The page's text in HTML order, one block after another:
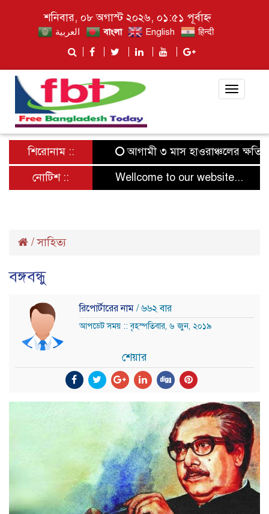
শনিবার, ০৮ অগাস্ট ২০২৬, ০১:৫১ পূর্বাহ্ন
العربية বাংলা English हिन्दी
Toggle
শিরোনাম ::
আগামী ৩ মাস হাওরাঞ্চলের
নোটিশ ::
Wellcome to our website...
/সাহিত্য
বঙ্গবন্ধু
রিপোর্টারের নাম / ৬৬২ বার
আপডেট সময় :: বৃহস্পতিবার, ৬ জুন, ২০১৯
শেয়ার